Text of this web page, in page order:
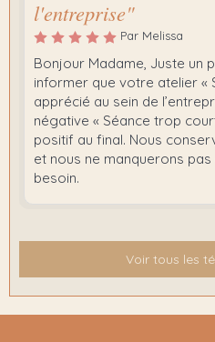
l'entreprise"
Par Melissa
Bonjour Madame, Juste un
informer que votre atelier «
apprécié au sein de
négative « Séance trop
positif au final. Nous
et nous ne manquerons
besoin.
Voir tous les